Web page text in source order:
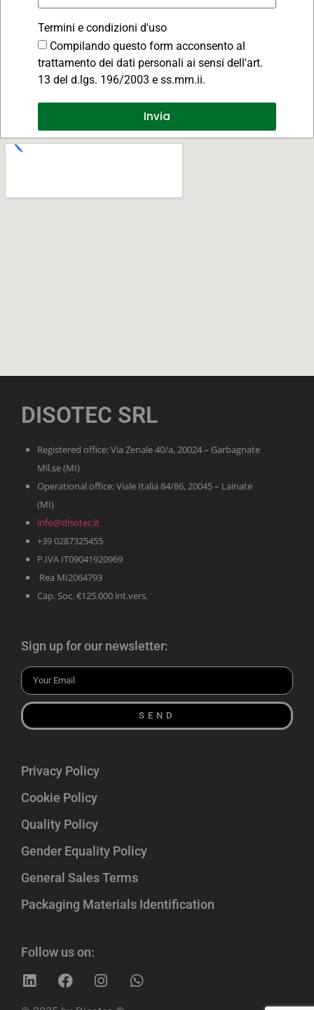
Termini e condizioni d'uso
Compilando questo form acconsento al
trattamento dei dati personali ai sensi dell'art.
13 del d.lgs. 196/2003 e ss.mm.ii.
Invia
DISOTEC SRL
Registered office: Via Zenale 40/a, 20024 – Garbagnate
Mil.se (MI)
Operational office: Viale Italia 84/86, 20045 – Lainate
(MI)
info@disotec.it
+39 0287325455
P.IVA IT09041920969
Rea MI2064793
Cap. Soc. €125.000 int.vers.
Sign up for our newsletter:
SEND
Privacy Policy
Cookie Policy
Quality Policy
Gender Equality Policy
General Sales Terms
Packaging Materials Identification
Follow us on: